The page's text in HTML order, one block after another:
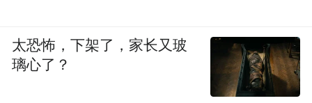
太恐怖，下架了，家长又玻
璃心了？